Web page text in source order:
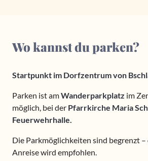
Wo kannst du parken?
Startpunkt im Dorfzentrum von
Parken ist amWanderparkplatz im
möglich, bei der Pfarrkirche Maria
Feuerwehrhalle.
Die Parkmöglichkeiten sind begrenzt
Anreise wird empfohlen.